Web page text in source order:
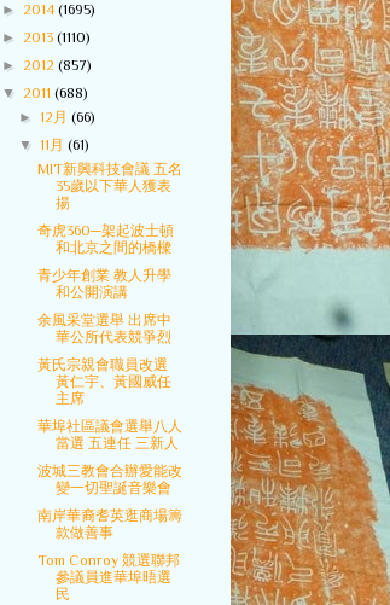
► 2014 (1695)
► 2013 (1110)
► 2012 (857)
▼ 2011 (688)
►12月(66)
▼11月(61)
MIT新興科技會議 五名
35歲以下華人獲表
揚
奇虎360─架起波士頓
和北京之間的橋樑
青少年創業 教人升學
和公開演講
余風采堂選舉 出席中
華公所代表競爭烈
黃氏宗親會職員改選
黃仁宇、黃國威任
主席
華埠社區議會選舉八人
當選 五連任 三新人
波城三教會合辦愛能改
變一切聖誕音樂會
南岸華裔耆英逛商場籌
款做善事
Tom Conroy 競選聯邦
參議員進華埠晤選
民